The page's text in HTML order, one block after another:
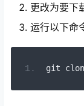
更改为要下
运行以下命
git